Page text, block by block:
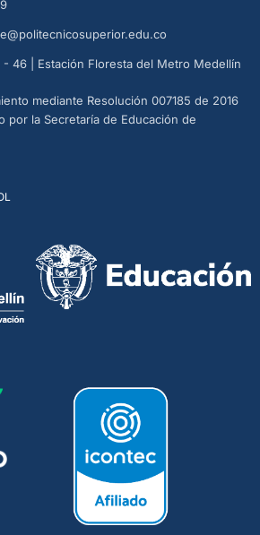
- 46 | Estación Floresta del Metro Medellín
mediante Resolución 007185 de 2016
por la Secretaría de Educación de